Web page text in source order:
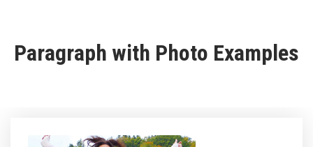
Paragraph with Photo Examples